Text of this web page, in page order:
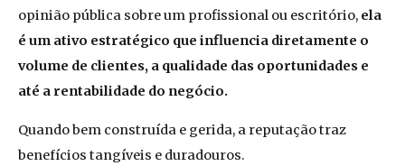
opinião pública sobre um profissional ou escritório, ela
é um ativo estratégico que influencia diretamente o
volume de clientes, a qualidade das oportunidades e
até a rentabilidade do negócio.
Quando bem construída e gerida, a reputação traz
benefícios tangíveis e duradouros.